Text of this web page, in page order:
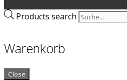
Products search
Warenkorb
Close